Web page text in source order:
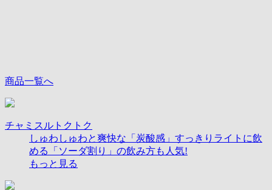
商品一覧へ
チャミスルトクトク
しゅわしゅわと爽快な「炭酸感」すっきりライトに飲
める「ソーダ割り」の飲み方も人気!
もっと見る